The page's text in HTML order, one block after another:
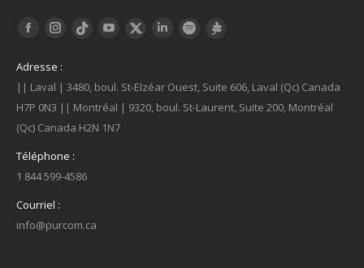
Trouvez nous sur :
FacebookInstagram
Tiktok YouTubeTwitter LinkedInSpotify
Adresse :
|| Laval | 3480, boul. St-Elzéar Ouest, Suite 606, Laval (Qc) Canada
H7P 0N3 || Montréal | 9320, boul. St-Laurent, Suite 200, Montréal
(Qc) Canada H2N 1N7
Téléphone :
1 844 599-4586
Courriel :
info@purcom.ca